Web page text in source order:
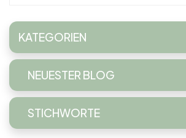
KATEGORIEN
NEUESTER BLOG
STICHWORTE